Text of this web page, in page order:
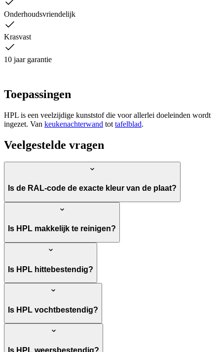
Onderhoudsvriendelijk
Krasvast
10 jaar garantie
Toepassingen
HPL is een veelzijdige kunststof die voor allerlei doeleinden wordt
ingezet. Van keukenachterwand tot tafelblad.
Veelgestelde vragen
Is de RAL-code de exacte kleur van de plaat?
Is HPL makkelijk te reinigen?
Is HPL hittebestendig?
Is HPL vochtbestendig?
Is HPL weersbestendig?